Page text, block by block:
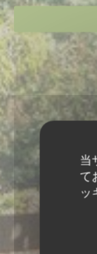
当
て
ッ